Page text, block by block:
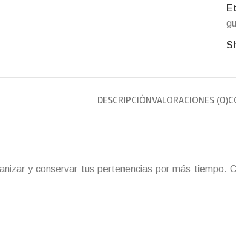
DESCRIPCIÓNVALORACIONES (0)
y conservar tus pertenencias por más